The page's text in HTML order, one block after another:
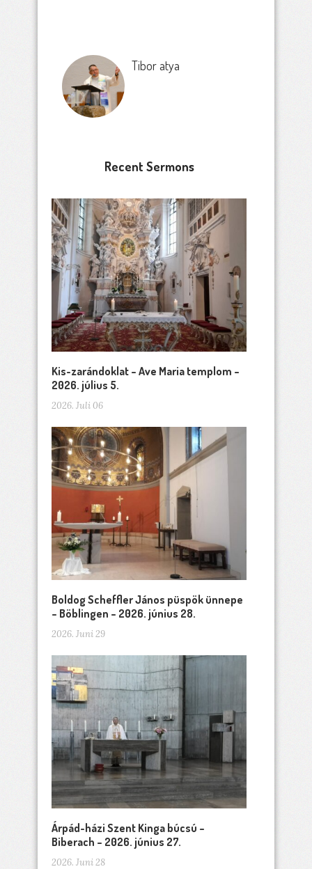
Tibor atya
Recent Sermons
Kis-zarándoklat – Ave Maria templom –
2026. július 5.
2026. Juli 06
Boldog Scheffler János püspök ünnepe
– Böblingen – 2026. június 28.
2026. Juni 29
Árpád-házi Szent Kinga búcsú –
Biberach – 2026. június 27.
2026. Juni 28